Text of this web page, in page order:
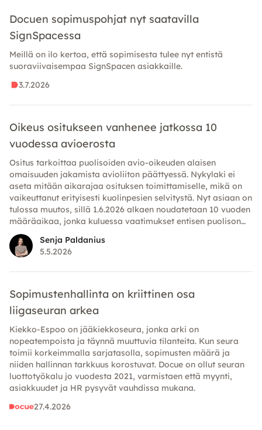
Docuen sopimuspohjat nyt saatavilla
SignSpacessa
Meillä on ilo kertoa, että sopimisesta tulee nyt entistä
suoraviivaisempaa SignSpacen asiakkaille.
3.7.2026
Oikeus ositukseen vanhenee jatkossa 10
vuodessa avioerosta
Ositus tarkoittaa puolisoiden avio-oikeuden alaisen
omaisuuden jakamista avioliiton päättyessä. Nykylaki ei
aseta mitään aikarajaa osituksen toimittamiselle, mikä on
vaikeuttanut erityisesti kuolinpesien selvitystä. Nyt asiaan on
tulossa muutos, sillä 1.6.2026 alkaen noudatetaan 10 vuoden
määräaikaa, jonka kuluessa vaatimukset entisen puolison
omaisuutta kohtaan on esitettävä.
Senja Paldanius
5.5.2026
Sopimustenhallinta on kriittinen osa
liigaseuran arkea
Kiekko-Espoo on jääkiekkoseura, jonka arki on
nopeatempoista ja täynnä muuttuvia tilanteita. Kun seura
toimii korkeimmalla sarjatasolla, sopimusten määrä ja
niiden hallinnan tarkkuus korostuvat. Docue on ollut seuran
luottotyökalu jo vuodesta 2021, varmistaen että myynti,
asiakkuudet ja HR pysyvät vauhdissa mukana.
27.4.2026